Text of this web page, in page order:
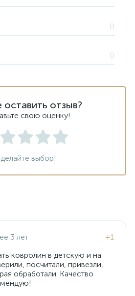
оставить отзыв?
свою оценку!
выбор!
3 лет
+1
ковролин в детскую и на
посчитали, привезли,
обработали. Качество
0
0